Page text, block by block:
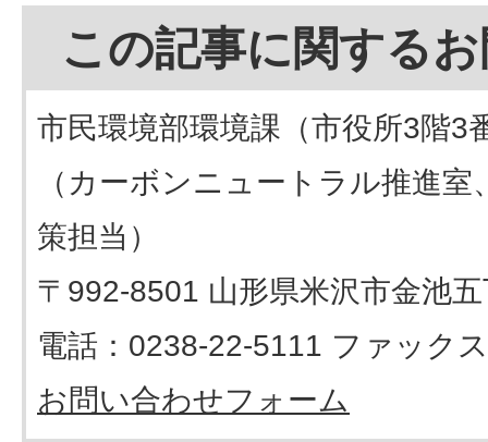
この記事に関する
市民環境部環境課（市役所3階3
（カーボンニュートラル推進
策担当）
〒992-8501 山形県米沢市金池
電話：0238-22-5111 ファック
お問い合わせフォーム